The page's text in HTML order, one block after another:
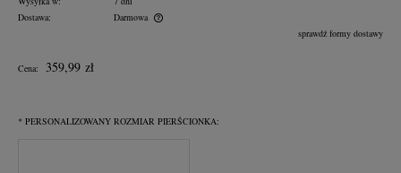
Dostawa:
Darmowa
sprawdź formy dostawy
Cena: 359,99 zł
* PERSONALIZOWANY ROZMIAR PIERŚCIONKA: